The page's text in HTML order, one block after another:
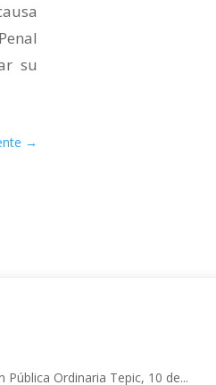
su
→
Ordinaria Tepic, 10 de...